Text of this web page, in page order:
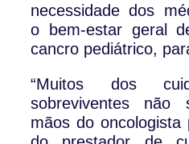
necessidade dos
o bem-estar geral
cancro pediátrico,
“Muitos dos
sobreviventes não
mãos do oncologista